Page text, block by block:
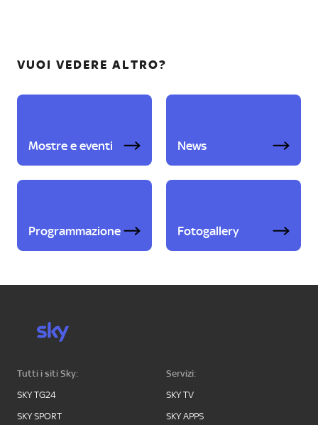
VUOI VEDERE ALTRO?
Mostre e eventi News
Programmazione Fotogallery
Tutti i siti Sky:
SKY TG24
SKY SPORT
Servizi:
SKY TV
SKY APPS